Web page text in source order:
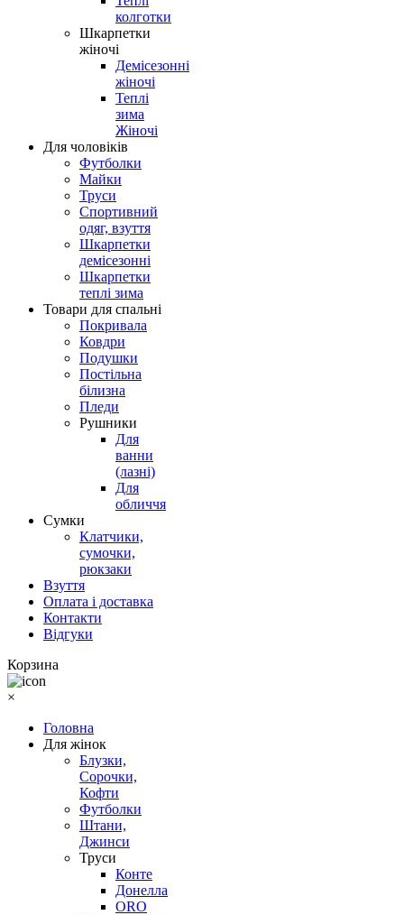
колготки
Шкарпетки
жіночі
Демісезонні
жіночі
Теплі
зима
Жіночі
Для чоловіків
Футболки
Майки
Труси
Спортивний
одяг, взуття
Шкарпетки
демісезонні
Шкарпетки
теплі зима
Товари для спальні
Покривала
Ковдри
Подушки
Постільна
білизна
Пледи
Рушники
Для
ванни
(лазні)
Для
обличчя
Сумки
Клатчики,
сумочки,
рюкзаки
Взуття
Оплата і доставка
Контакти
Відгуки
Корзина
×
Головна
Для жінок
Блузки,
Сорочки,
Кофти
Футболки
Штани,
Джинси
Труси
Конте
Донелла
ORO